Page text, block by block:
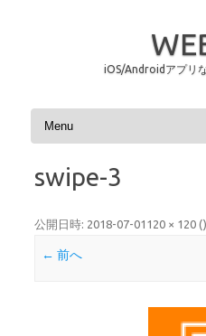
iOS/Androidアプリ
コンテンツへスキップ
swipe-3
公開日時: 2018-07-01 120 × 120 ()
← 前へ